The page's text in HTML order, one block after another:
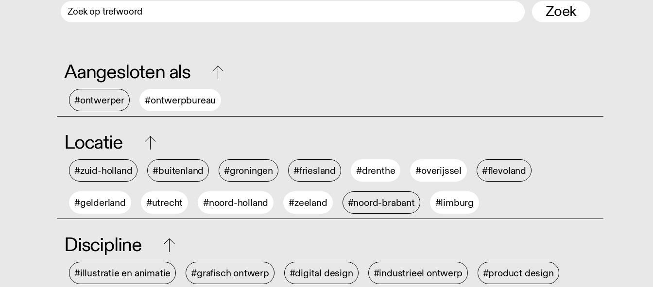
Zoek
Aangesloten als
#ontwerper #ontwerpbureau
Locatie
#zuid-holland #buitenland #groningen #friesland #drenthe #overijssel #flevoland
#gelderland #utrecht #noord-holland #zeeland #noord-brabant #limburg
Discipline
#illustratie en animatie #grafisch ontwerp #digital design #industrieel ontwerp #product design